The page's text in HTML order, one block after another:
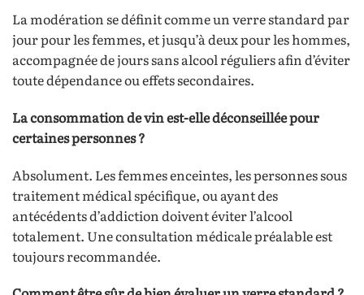
La modération se définit comme un verre standard par
jour pour les femmes, et jusqu’à deux pour les hommes,
accompagnée de jours sans alcool réguliers afin d’éviter
toute dépendance ou effets secondaires.
La consommation de vin est-elle déconseillée pour
certaines personnes ?
Absolument. Les femmes enceintes, les personnes sous
traitement médical spécifique, ou ayant des
antécédents d’addiction doivent éviter l’alcool
totalement. Une consultation médicale préalable est
toujours recommandée.